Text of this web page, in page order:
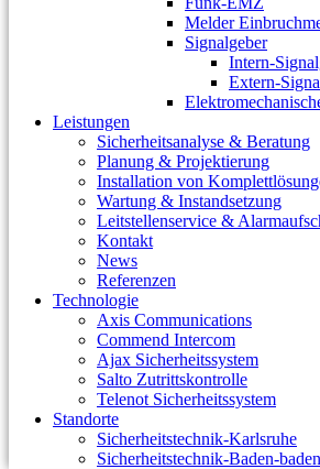
Melder
Signalgeber
Intern-
Extern-
Leistungen
Sicherheitsanalyse & Beratung
Planung & Projektierung​
Installation von
Wartung & Instandsetzung
Leitstellenservice &
Kontakt
News
Referenzen
Technologie
Axis Communications
Commend Intercom
Ajax Sicherheitssystem​
Salto Zutrittskontrolle
Telenot Sicherheitssystem
Standorte
Sicherheitstechnik-Karlsruhe
Sicherheitstechnik-Baden-baden